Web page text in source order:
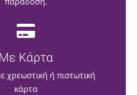
Με Κάρτα
χρεωστική ή πιστωτική
κάρτα